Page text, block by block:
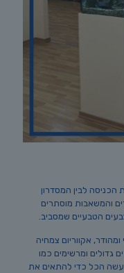
הכניסה לבין המסדרון
והמשאבות מוסתרים
הטבעיים שמסביב.
ומהודר, אקווריום צמחיה
גדולים ומרשימים כמו
נעשה הכל כדי להתאים את